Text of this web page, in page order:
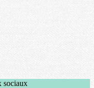
sociaux